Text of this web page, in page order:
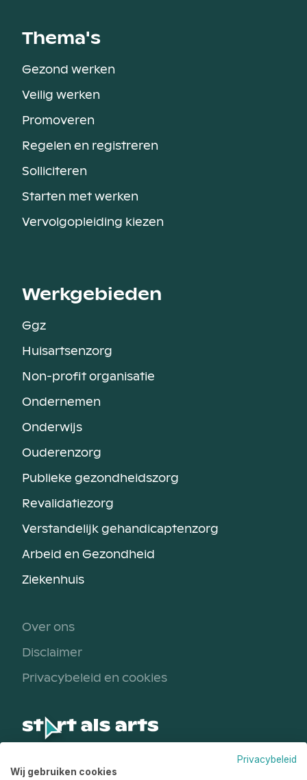
Thema's
Gezond werken
Veilig werken
Promoveren
Regelen en registreren
Solliciteren
Starten met werken
Vervolgopleiding kiezen
Werkgebieden
Ggz
Huisartsenzorg
Non-profit organisatie
Ondernemen
Onderwijs
Ouderenzorg
Publieke gezondheidszorg
Revalidatiezorg
Verstandelijk gehandicaptenzorg
Arbeid en Gezondheid
Ziekenhuis
Een initiatief van
Over ons
Disclaimer
Privacybeleid en cookies
Privacybeleid
Wij gebruiken cookies